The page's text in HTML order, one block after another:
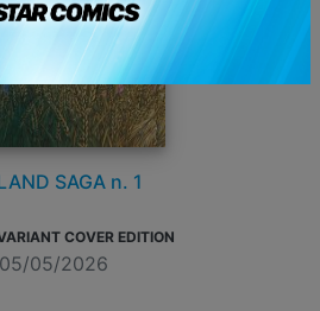
SAGA n. 1
COVER EDITION
05/05/2026